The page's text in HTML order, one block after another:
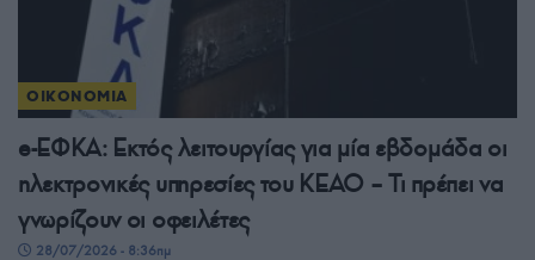
ΟΙΚΟΝΟΜΙΑ
e-ΕΦΚΑ: Εκτός λειτουργίας για μία εβδομάδα οι
ηλεκτρονικές υπηρεσίες του ΚΕΑΟ – Τι πρέπει να
γνωρίζουν οι οφειλέτες
28/07/2026 - 8:36πμ